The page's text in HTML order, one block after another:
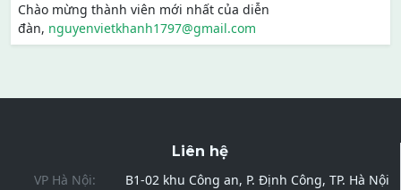
Chào mừng thành viên mới nhất của diễn
đàn, nguyenvietkhanh1797@gmail.com
Liên hệ
VP Hà Nội:
B1-02 khu Công an, P. Định Công, TP. Hà Nội